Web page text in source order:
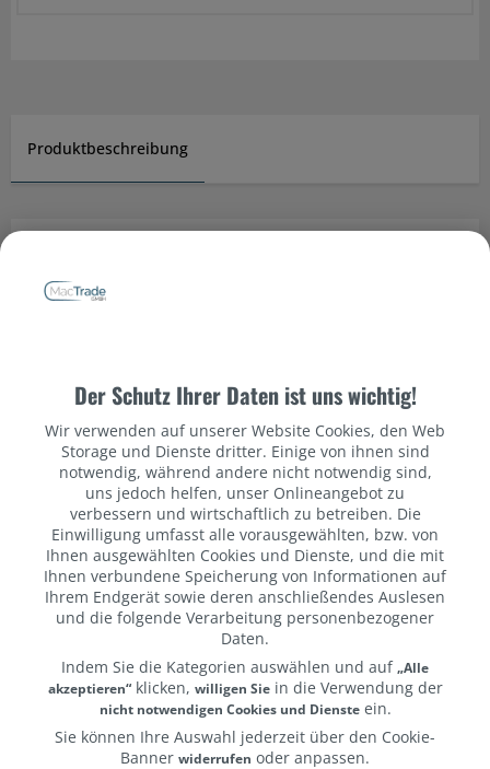
Produktbeschreibung
Mit gerade mal 8,4 cm Höhe braucht er kaum Platz, füllt
jedem Winkel großartig klingt.
Weniger anzeigen
Abonnieren Sie unseren Newsletter und sichern Sie sich
einen € 10,- Gutschein.
Der Schutz Ihrer Daten ist uns wichtig!
Wir verwenden auf unserer Website Cookies, den Web
Storage und Dienste dritter. Einige von ihnen sind
notwendig, während andere nicht notwendig sind,
uns jedoch helfen, unser Onlineangebot zu
verbessern und wirtschaftlich zu betreiben. Die
Einwilligung umfasst alle vorausgewählten, bzw. von
Ihnen ausgewählten Cookies und Dienste, und die mit
Ihnen verbundene Speicherung von Informationen auf
Ihrem Endgerät sowie deren anschließendes Auslesen
und die folgende Verarbeitung personenbezogener
Daten.
Indem Sie die Kategorien auswählen und auf„Alle
akzeptieren“klicken, willigen Siein die Verwendung der
nicht notwendigen Cookies und Diensteein.
Sie können Ihre Auswahl jederzeit über den Cookie-
Banner widerrufen oder anpassen.